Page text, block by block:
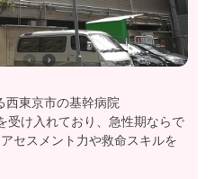
西東京市の基幹病院
受け入れており、急性期ならで
セスメント力や救命スキルを